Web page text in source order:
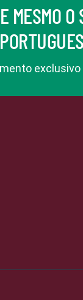
MESMO O